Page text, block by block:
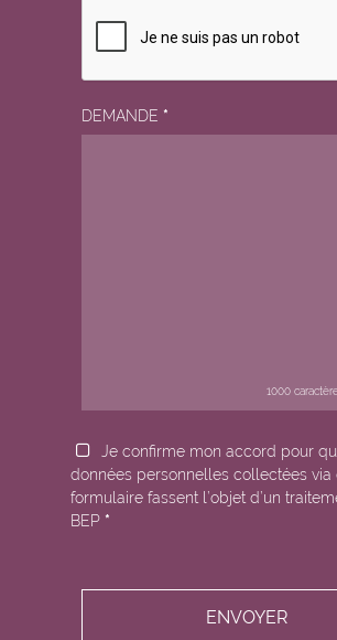
DEMANDE *
1000
Je confirme mon accord pour
données personnelles collectées via
formulaire fassent l’objet d’un
BEP *